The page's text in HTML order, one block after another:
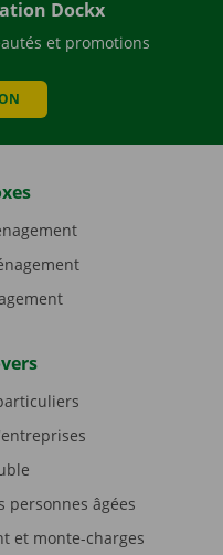
Dockx
et promotions
personnes âgées
et monte-charges